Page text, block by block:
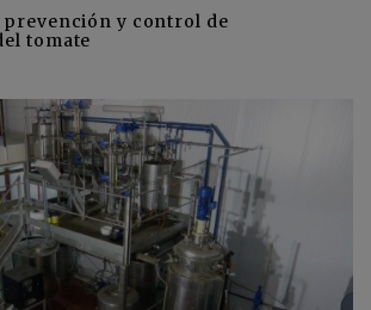
prevención y control de
tomate